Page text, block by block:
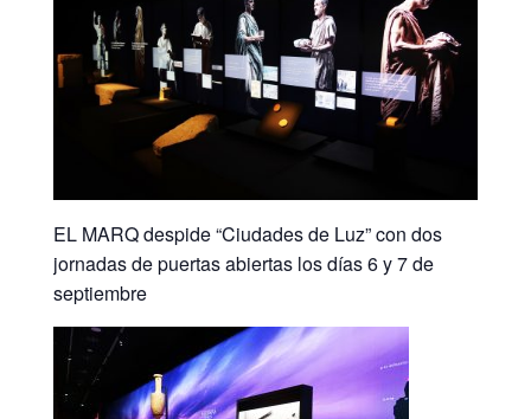
EL MARQ despide “Ciudades de Luz” con dos
jornadas de puertas abiertas los días 6 y 7 de
septiembre